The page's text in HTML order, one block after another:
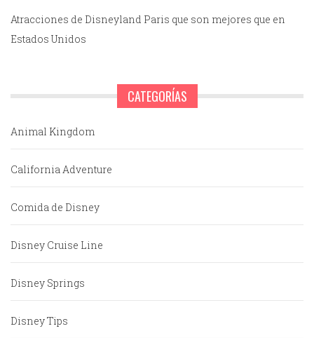
Atracciones de Disneyland Paris que son mejores que en
Estados Unidos
CATEGORÍAS
Animal Kingdom
California Adventure
Comida de Disney
Disney Cruise Line
Disney Springs
Disney Tips